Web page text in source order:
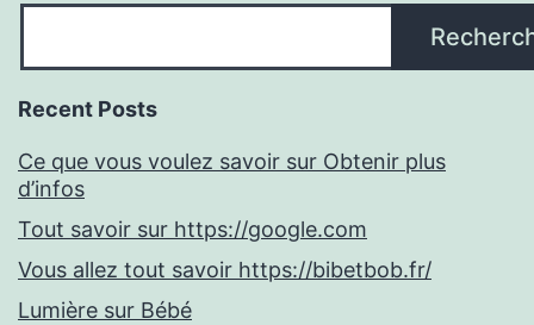
Recent Posts
Ce que vous voulez savoir sur Obtenir plus
d’infos
Tout savoir sur https://google.com
Vous allez tout savoir https://bibetbob.fr/
Lumière sur Bébé